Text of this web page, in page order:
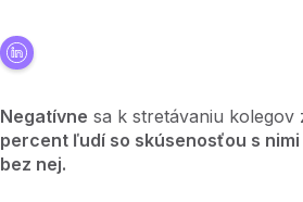
Negatívne sa k stretávaniu kolegov
percent ľudí so skúsenosťou s
bez nej.